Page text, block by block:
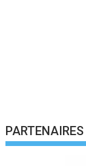
PARTENAIRES